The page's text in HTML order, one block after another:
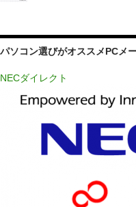
パソコン選びがオススメPCメ
NECダイレクト